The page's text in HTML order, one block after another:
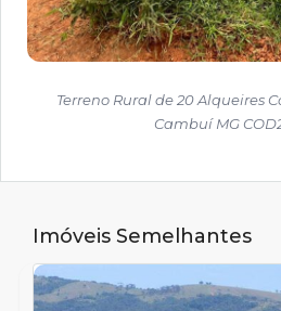
Terreno Rural de 20 Alqueires
Cambuí MG
Imóveis Semelhantes